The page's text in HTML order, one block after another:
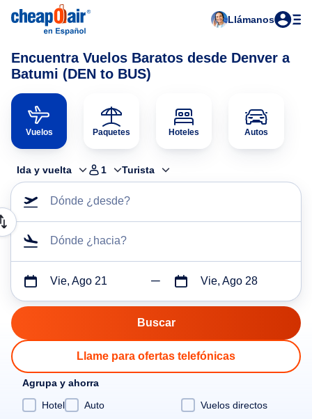
Llámanos
Encuentra Vuelos Baratos desde Denver a
Batumi (DEN to BUS)
Vuelos Paquetes Hoteles Autos
Ida y vuelta 1 Turista
Dónde ¿desde?
Dónde ¿hacia?
Vie, Ago 21 Vie, Ago 28
Llame para ofertas telefónicas
Agrupa y ahorra
Hotel
Auto Vuelos directos